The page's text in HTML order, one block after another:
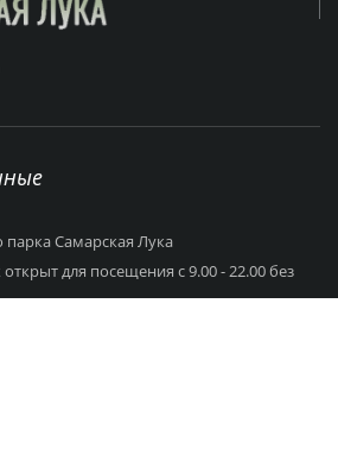
Самарская Лука
для посещения с 9.00 - 22.00 без